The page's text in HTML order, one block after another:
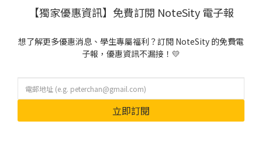
【獨家優惠資訊】免費訂閱 NoteSity 電子報
想了解更多優惠消息、學生專屬福利？訂閱 NoteSity 的免費電
子報，優惠資訊不漏接！💛
立即訂閱